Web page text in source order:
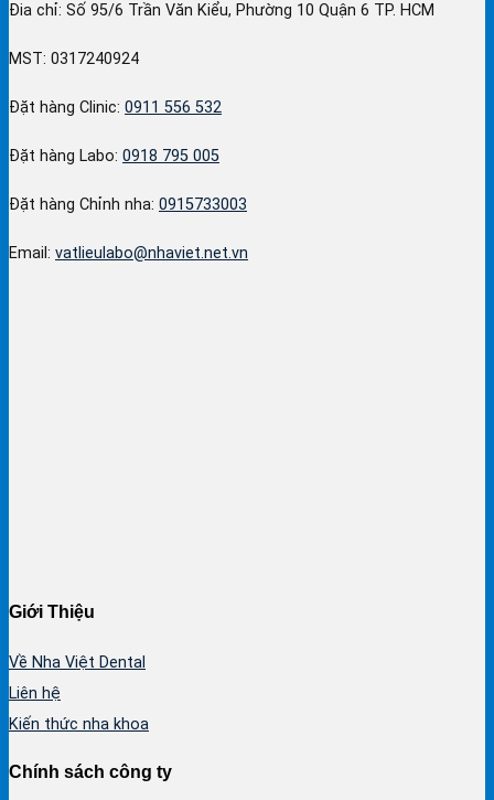
Đia chỉ: Số 95/6 Trần Văn Kiểu, Phường 10 Quận 6 TP. HCM
MST: 0317240924
Đặt hàng Clinic: 0911 556 532
Đặt hàng Labo: 0918 795 005
Đặt hàng Chỉnh nha: 0915733003
Email: vatlieulabo@nhaviet.net.vn
Giới Thiệu
Về Nha Việt Dental
Liên hệ
Kiến thức nha khoa
Chính sách công ty